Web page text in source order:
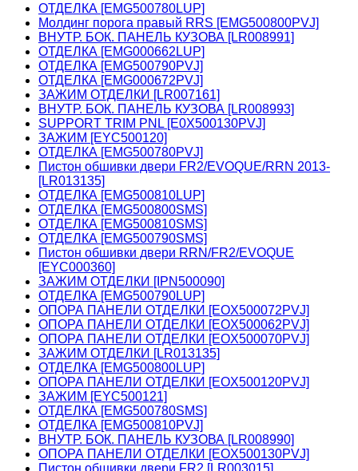
ОТДЕЛКА [EMG500780LUP]
Молдинг порога правый RRS [EMG500800PVJ]
ВНУТР. БОК. ПАНЕЛЬ КУЗОВА [LR008991]
ОТДЕЛКА [EMG000662LUP]
ОТДЕЛКА [EMG500790PVJ]
ОТДЕЛКА [EMG000672PVJ]
ЗАЖИМ ОТДЕЛКИ [LR007161]
ВНУТР. БОК. ПАНЕЛЬ КУЗОВА [LR008993]
SUPPORT TRIM PNL [E0X500130PVJ]
ЗАЖИМ [EYC500120]
ОТДЕЛКА [EMG500780PVJ]
Пистон обшивки двери FR2/EVOQUE/RRN 2013-
[LR013135]
ОТДЕЛКА [EMG500810LUP]
ОТДЕЛКА [EMG500800SMS]
ОТДЕЛКА [EMG500810SMS]
ОТДЕЛКА [EMG500790SMS]
Пистон обшивки двери RRN/FR2/EVOQUE
[EYC000360]
ЗАЖИМ ОТДЕЛКИ [IPN500090]
ОТДЕЛКА [EMG500790LUP]
ОПОРА ПАНЕЛИ ОТДЕЛКИ [EOX500072PVJ]
ОПОРА ПАНЕЛИ ОТДЕЛКИ [EOX500062PVJ]
ОПОРА ПАНЕЛИ ОТДЕЛКИ [EOX500070PVJ]
ЗАЖИМ ОТДЕЛКИ [LR013135]
ОТДЕЛКА [EMG500800LUP]
ОПОРА ПАНЕЛИ ОТДЕЛКИ [EOX500120PVJ]
ЗАЖИМ [EYC500121]
ОТДЕЛКА [EMG500780SMS]
ОТДЕЛКА [EMG500810PVJ]
ВНУТР. БОК. ПАНЕЛЬ КУЗОВА [LR008990]
ОПОРА ПАНЕЛИ ОТДЕЛКИ [EOX500130PVJ]
Пистон обшивки двери FR2 [LR003015]